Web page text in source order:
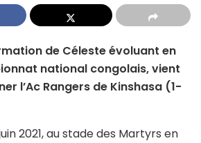
de Céleste évoluant en
national congolais, vient
l’Ac Rangers de Kinshasa (1-
2021, au stade des Martyrs en